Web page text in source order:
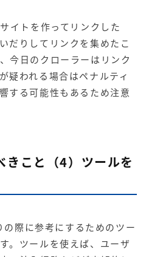
イトを作ってリンクした
だりしてリンクを集めたこ
今日のクローラーはリンク
疑われる場合はペナルティ
する可能性もあるため注意
きこと（4）ツールを
際に参考にするためのツー
。ツールを使えば、ユーザ